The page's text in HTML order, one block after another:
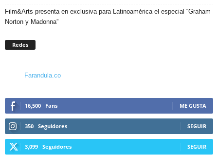
Film&Arts presenta en exclusiva para Latinoamérica el especial “Graham
Norton y Madonna”
Redes
Farandula.co
16,500 Fans ME GUSTA
350 Seguidores SEGUIR
3,099 Seguidores SEGUIR